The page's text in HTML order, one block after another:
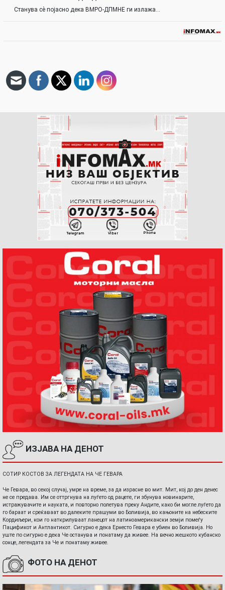
Станува сѐ појасно дека ВМРО-ДПМНЕ ги излажа…
ИЗЈАВА НА ДЕНОТ
СОТИР КОСТОВ ЗА ЛЕГЕНДАТА НА ЧЕ ГЕВАРА
Че Гевара, во секој случај, умре на време, за да израсне во мит. Мит, кој до ден денес
не се предава. Им се оттргнува на луѓето од рацете, ги збунува новинарите,
истражувачите и науката, и повторно полетува преку Андите, како би могле луѓето да
го бараат и среќаваат во далеките прашуми во Боливија, во кањоните на небеските
Кордиљери, кои го наткрилуваат ланецот на латиноамерикански земји помеѓу
Пацификот и Антлантикот. Сигурно е дека Ернесто Гевара е убиен во Боливија. Но
уште по сигурно е дека Че останува и понатаму да живее. На вечно жешкото кубанско
сонце, легендата за Че и понатаму живее.
ФОТО НА ДЕНОТ